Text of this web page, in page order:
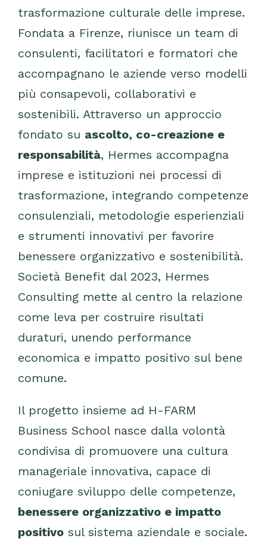
trasformazione culturale delle imprese.
Fondata a Firenze, riunisce un team di
consulenti, facilitatori e formatori che
accompagnano le aziende verso modelli
più consapevoli, collaborativi e
sostenibili. Attraverso un approccio
fondato su ascolto, co-creazione e
responsabilità, Hermes accompagna
imprese e istituzioni nei processi di
trasformazione, integrando competenze
consulenziali, metodologie esperienziali
e strumenti innovativi per favorire
benessere organizzativo e sostenibilità.
Società Benefit dal 2023, Hermes
Consulting mette al centro la relazione
come leva per costruire risultati
duraturi, unendo performance
economica e impatto positivo sul bene
comune.
Il progetto insieme ad H-FARM
Business School nasce dalla volontà
condivisa di promuovere una cultura
manageriale innovativa, capace di
coniugare sviluppo delle competenze,
benessere organizzativo e impatto
positivo sul sistema aziendale e sociale.